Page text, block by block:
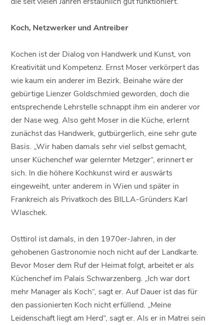
Koch, Netzwerker und Antreiber
Kochen ist der Dialog von Handwerk und Kunst, von
Kreativität und Kompetenz. Ernst Moser verkörpert das
wie kaum ein anderer im Bezirk. Beinahe wäre der
gebürtige Lienzer Goldschmied geworden, doch die
entsprechende Lehrstelle schnappt ihm ein anderer vor
der Nase weg. Also geht Moser in die Küche, erlernt
zunächst das Handwerk, gutbürgerlich, eine sehr gute
Basis. „Wir haben damals sehr viel selbst gemacht,
unser Küchenchef war gelernter Metzger“, erinnert er
sich. In die höhere Kochkunst wird er auswärts
eingeweiht, unter anderem in Wien und später in
Frankreich als Privatkoch des BILLA-Gründers Karl
Wlaschek.
Osttirol ist damals, in den 1970er-Jahren, in der
gehobenen Gastronomie noch nicht auf der Landkarte.
Bevor Moser dem Ruf der Heimat folgt, arbeitet er als
Küchenchef im Palais Schwarzenberg. „Ich war dort
mehr Manager als Koch“, sagt er. Auf Dauer ist das für
den passionierten Koch nicht erfüllend. „Meine
Leidenschaft liegt am Herd“, sagt er. Als er in Matrei sein